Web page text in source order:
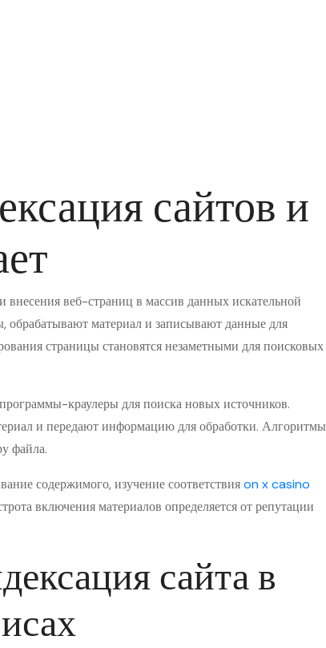
сайтов и
внесения веб-страниц в массив данных искательной
обрабатывают материал и записывают данные для
страницы становятся незаметными для поисковых
краулеры для поиска новых источников.
и передают информацию для обработки. Алгоритмы
файла.
содержимого, изучение соответствияon x casino
включения материалов определяется от репутации
сайта в